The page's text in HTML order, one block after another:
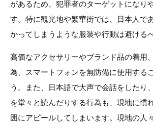
があるため、犯罪者のターゲットになり
す。特に観光地や繁華街では、日本人で
かってしまうような服装や行動は避ける
高価なアクセサリーやブランド品の着用
為、スマートフォンを無防備に使用する
う。また、日本語で大声で会話をしたり
を堂々と読んだりする行為も、現地に慣
囲にアピールしてしまいます。現地の人